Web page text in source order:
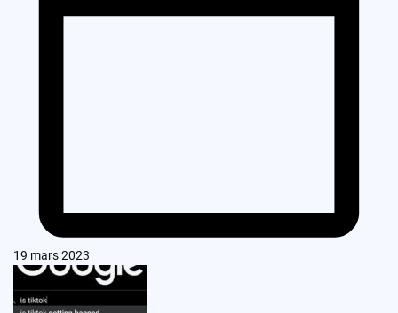
19 mars 2023